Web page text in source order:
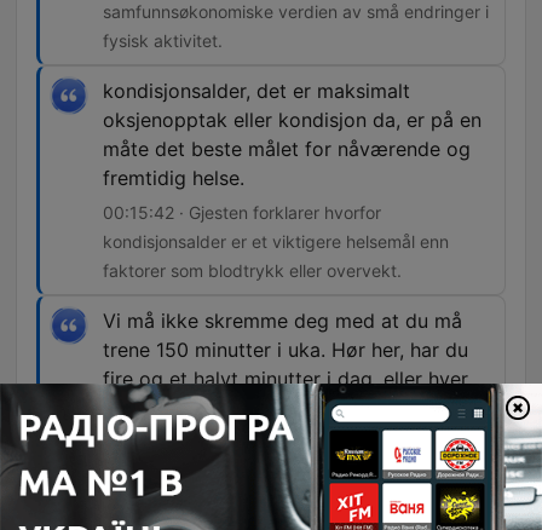
samfunnsøkonomiske verdien av små endringer i
fysisk aktivitet.
kondisjonsalder, det er maksimalt
oksjenopptak eller kondisjon da, er på en
måte det beste målet for nåværende og
fremtidig helse.
00:15:42 · Gjesten forklarer hvorfor
kondisjonsalder er et viktigere helsemål enn
faktorer som blodtrykk eller overvekt.
Vi må ikke skremme deg med at du må
trene 150 minutter i uka. Hør her, har du
fire og et halvt minutter i dag, eller hver
dag, så er det nok
00:31:09 · Dette poenget understreker at selv
svært korte økter har en verdi for helsa.
Et veldig viktig poeng å få med å passe